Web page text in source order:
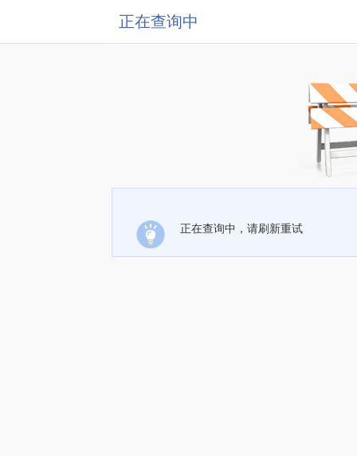
正在查询中
正在查询中，请刷新重试